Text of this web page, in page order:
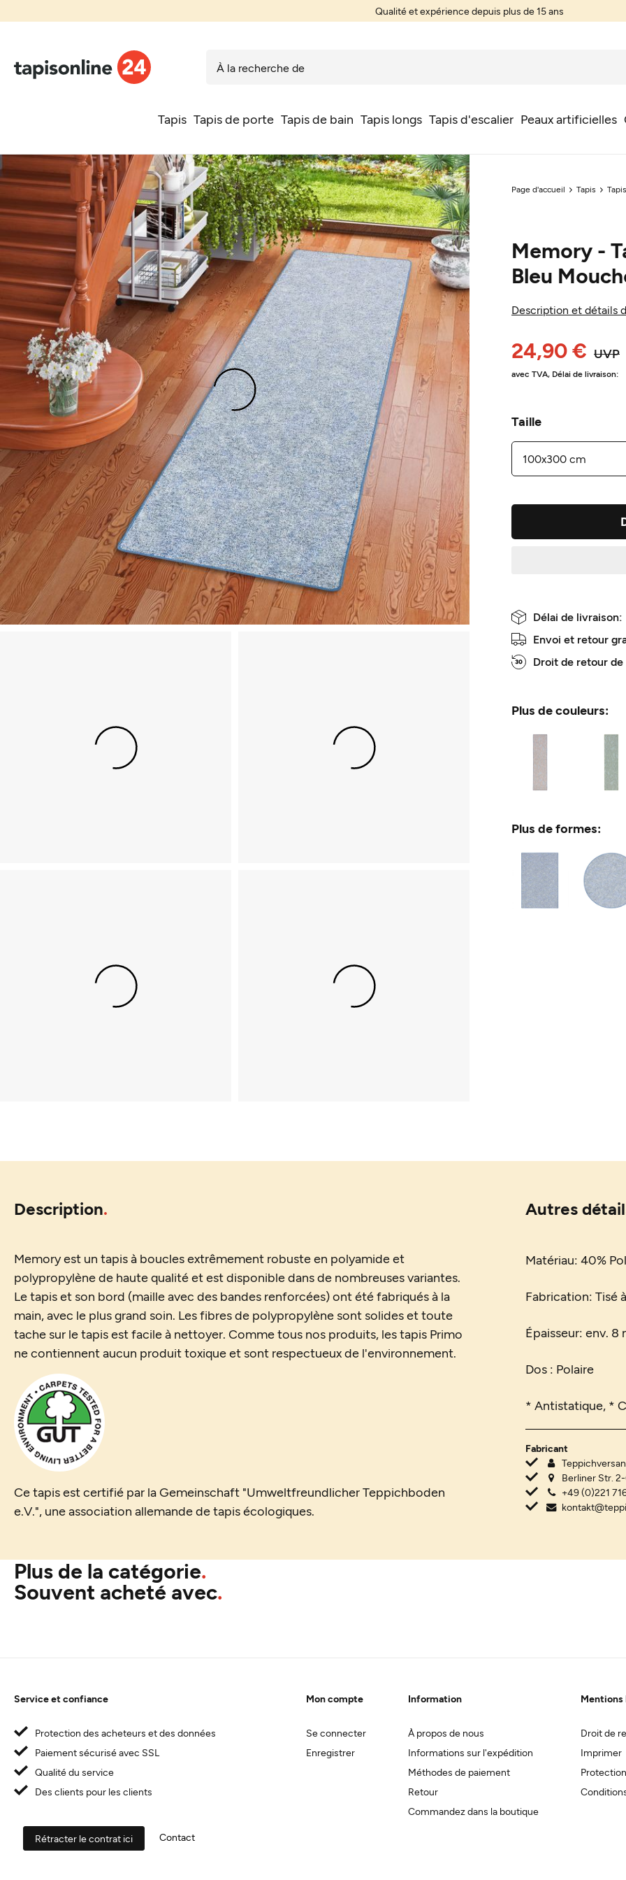
Qualité et expérience depuis plus de 15 ans
Tapis Tapis de porte Tapis de bain Tapis longs Tapis d'escalier Peaux artificielles
Page d'accueil Tapis
Memory -
Bleu
Description et détails
24,90 € UVP
avec TVA, Délai de livraison:
Taille
Délai de livraison:
Envoi et retour
Droit de retour
Plus de couleurs:
Plus de formes:
Description
Memory est un tapis à boucles extrêmement robuste en polyamide et
polypropylène de haute qualité et est disponible dans de nombreuses variantes.
Le tapis et son bord (maille avec des bandes renforcées) ont été fabriqués à la
main, avec le plus grand soin. Les fibres de polypropylène sont solides et toute
tache sur le tapis est facile à nettoyer. Comme tous nos produits, les tapis Primo
ne contiennent aucun produit toxique et sont respectueux de l'environnement.
Ce tapis est certifié par la Gemeinschaft "Umweltfreundlicher Teppichboden
e.V.", une association allemande de tapis écologiques.
Autres
Matériau: 40%
Fabrication: Tisé
Épaisseur: env. 8
Dos : Polaire
* Antistatique, *
Fabricant
Berliner Str.
+49 (0)221
Plus de la catégorie
Souvent acheté avec
Mon compte
Se connecter
Enregistrer
Information
À propos de nous
Informations sur l'expédition
Méthodes de paiement
Retour
Commandez dans la boutique
Mentions
Droit de
Imprimer
Service et confiance
Protection des acheteurs et des données
Paiement sécurisé avec SSL
Qualité du service
Des clients pour les clients
Rétracter le contrat ici Contact